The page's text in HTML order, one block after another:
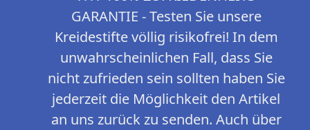
GARANTIE - Testen Sie unsere
Kreidestifte völlig risikofrei! In dem
unwahrscheinlichen Fall, dass Sie
nicht zufrieden sein sollten haben Sie
jederzeit die Möglichkeit den Artikel
an uns zurück zu senden. Auch über